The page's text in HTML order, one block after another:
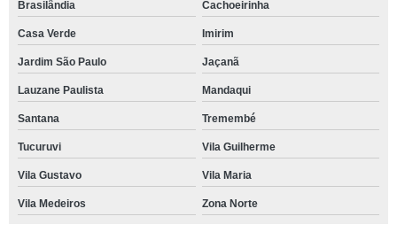
Brasilândia
Cachoeirinha
Casa Verde Imirim
Jardim São Paulo Jaçanã
Lauzane Paulista Mandaqui
Santana Tremembé
Tucuruvi Vila Guilherme
Vila Gustavo Vila Maria
Vila Medeiros Zona Norte